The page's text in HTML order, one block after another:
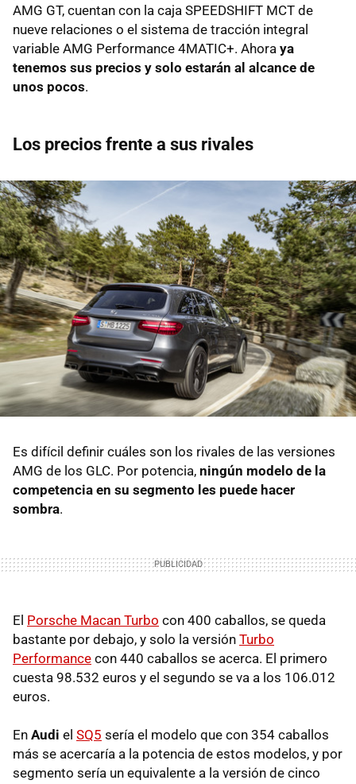
AMG GT, cuentan con la caja SPEEDSHIFT MCT de
nueve relaciones o el sistema de tracción integral
variable AMG Performance 4MATIC+. Ahora ya
tenemos sus precios y solo estarán al alcance de
unos pocos.
Los precios frente a sus rivales
Es difícil definir cuáles son los rivales de las versiones
AMG de los GLC. Por potencia, ningún modelo de la
competencia en su segmento les puede hacer
sombra.
El Porsche Macan Turbo con 400 caballos, se queda
bastante por debajo, y solo la versión Turbo
Performance con 440 caballos se acerca. El primero
cuesta 98.532 euros y el segundo se va a los 106.012
euros.
En Audi el SQ5 sería el modelo que con 354 caballos
más se acercaría a la potencia de estos modelos, y por
segmento sería un equivalente a la versión de cinco